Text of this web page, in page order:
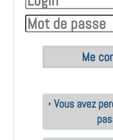
Vous avez